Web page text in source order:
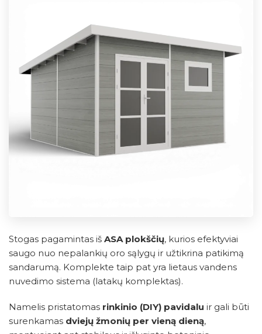
Stogas pagamintas iš ASA plokščių, kurios efektyviai
saugo nuo nepalankių oro sąlygų ir užtikrina patikimą
sandarumą. Komplekte taip pat yra lietaus vandens
nuvedimo sistema (latakų komplektas).
Namelis pristatomas rinkinio (DIY) pavidalu ir gali būti
surenkamas dviejų žmonių per vieną dieną,